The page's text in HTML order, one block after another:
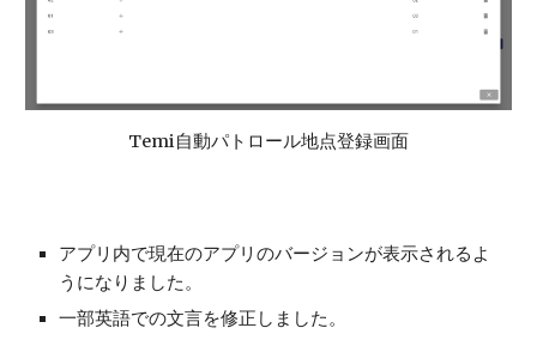
Temi自動パトロール地点登録画面
アプリ内で現在のアプリのバージョンが表示されるよ
うになりました。
一部英語での文言を修正しました。